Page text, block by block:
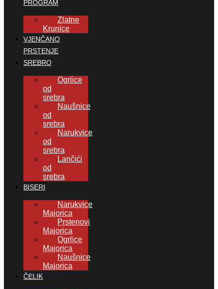
PROGRAM
Zlatne
Krunice
VJENČANO
PRSTENJE
SREBRO
Ogrlice
od
srebra
Naušnice
od
srebra
Narukvice
od
srebra
Lančići
od
srebra
BISERI
Narukvice
Majorica
Prstenovi
Majorica
Ogrlice
Majorica
Naušnice
Majorica
ČELIK